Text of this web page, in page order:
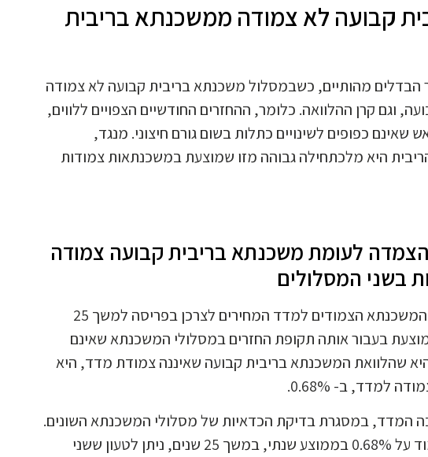
קבועה לא צמודה ממשכנתא בריבית
הבדלים מהותיים, כשבמסלול משכנתא בריבית קבועה לא צמודה
וגם קרן ההלוואה. כלומר, ההחזרים החודשיים הצפויים ללווים,
כפופים לשינויים כתלות בשום גורם חיצוני. מנגד,
היא מלכתחילה גבוהה מזו שמוצעת במשכנתאות צמודות
לעומת משכנתא בריבית קבועה צמודה
בשני המסלולים
לצורך העניין, הריבית הממוצעת במסלולי המשכנתא הצמודים למדד המחירים לצרכן בפריסה למשך 25
שהריבית הממוצעת בעבור אותה תקופת החזרים במסלולי המשכנתא שאינם
משמעות הדבר היא שהלוואת המשכנתא בריבית קבועה שאיננה צמודת מדד, היא
למדד, ב- 0.68%.
המדד, במסגרת בדיקת הכדאיות של מסלולי המשכנתא השונים.
בהנחה שמדד המחירים לצרכן ימשיך לעמוד על 0.68% בממוצע שנתי, במשך 25 שנים, ניתן לטעון ששני